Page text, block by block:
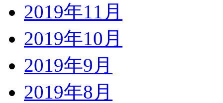
2019年11月
2019年10月
2019年9月
2019年8月